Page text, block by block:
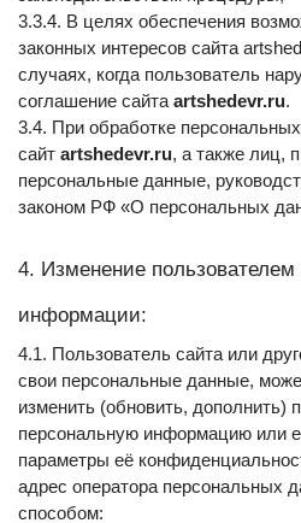
3.3.4. В целях обеспечения
законных интересов сайта
случаях, когда пользователь
соглашение сайта artshedevr.ru.
3.4. При обработке
сайт artshedevr.ru, а также лиц,
персональные данные,
законом РФ «О персональных
4. Изменение пользователем
информации:
4.1. Пользователь сайта или
свои персональные данные,
изменить (обновить, дополнить)
персональную информацию или
параметры её
адрес оператора персональных
способом: